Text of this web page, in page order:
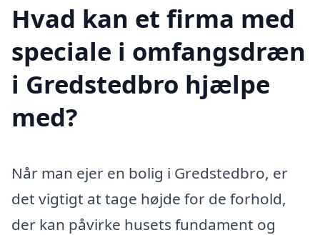
Hvad kan et firma med
speciale i omfangsdræn
i Gredstedbro hjælpe
med?
Når man ejer en bolig i Gredstedbro, er
det vigtigt at tage højde for de forhold,
der kan påvirke husets fundament og